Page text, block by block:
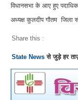
विधानसभा के आए हुए
अध्यक्ष कुलदीप गौतम जिला
Share this :
State News से जुड़े हर